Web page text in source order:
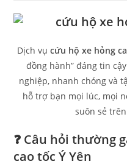
Dịch vụ cứu hộ xe hỏng
đồng hành” đáng tin
nghiệp, nhanh chóng và
hỗ trợ bạn mọi lúc, mọi
suôn sẻ
❓ Câu hỏi thường
cao tốc Ý Yên